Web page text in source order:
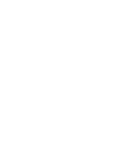
připravena k použití +